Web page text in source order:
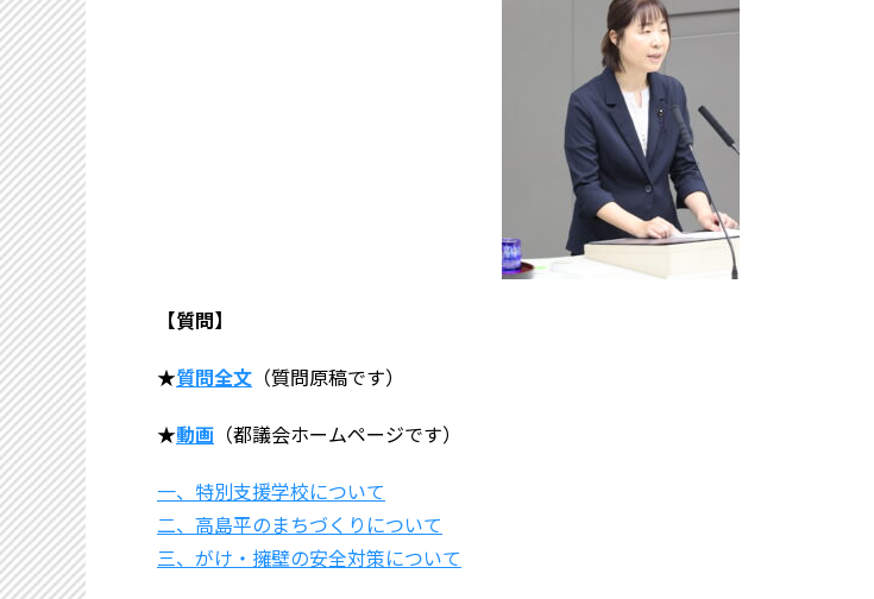
【質問】
★質問全文 （質問原稿です）
★動画 （都議会ホームページです）
一、特別支援学校について
二、高島平のまちづくりについて
三、がけ・擁壁の安全対策について